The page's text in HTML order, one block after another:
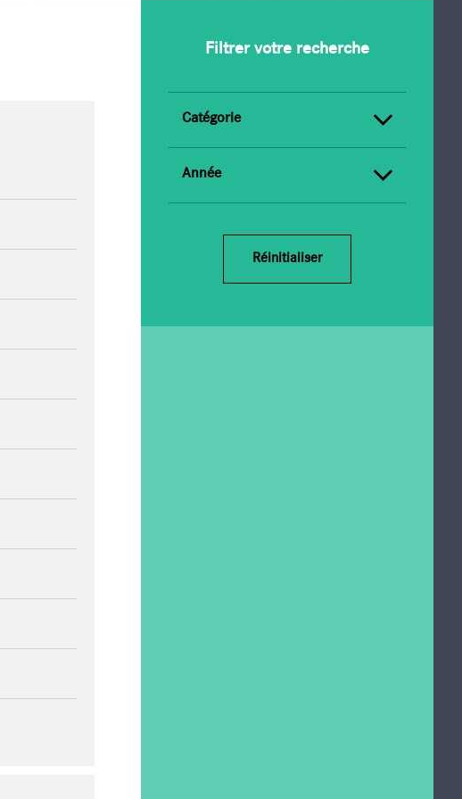
Filtrer votre recherche
Catégorie
Année
Réinitialiser